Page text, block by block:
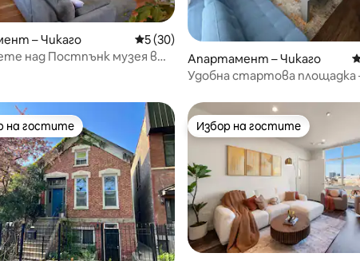
5, 25 отзива
– Чикаго Средна оценка: 5 от 5, 30 отзива
5 (30)
над Постпънк музея в
Апартамент – Чикаго
Удобна стартова площадка
избор на гостите
на гостите Избор на гостите
Избор на гостите